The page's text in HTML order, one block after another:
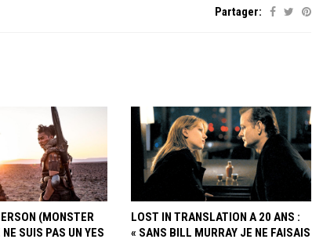
Partager:
(MONSTER
SUIS PAS UN YES
LOST IN TRANSLATION A 20 ANS :
« SANS BILL MURRAY JE NE FAISAIS